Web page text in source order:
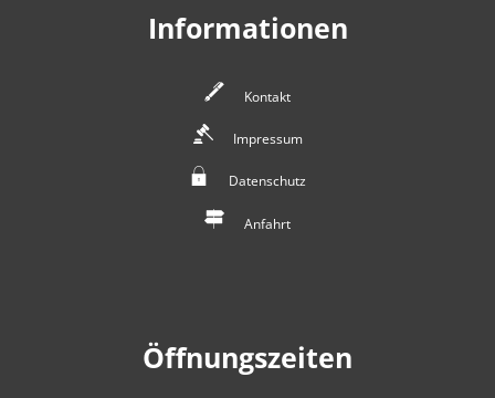
Informationen
Kontakt
Impressum
Datenschutz
Anfahrt
Öffnungszeiten